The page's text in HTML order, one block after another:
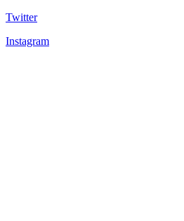
Twitter
Instagram